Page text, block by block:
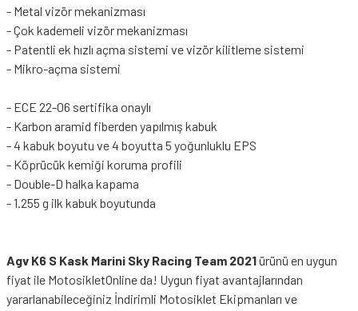
- Metal vizör mekanizması
- Çok kademeli vizör mekanizması
- Patentli ek hızlı açma sistemi ve vizör kilitleme sistemi
- Mikro-açma sistemi
- ECE 22-06 sertifika onaylı
- Karbon aramid fiberden yapılmış kabuk
- 4 kabuk boyutu ve 4 boyutta 5 yoğunluklu EPS
- Köprücük kemiği koruma profili
- Double-D halka kapama
- 1.255 g ilk kabuk boyutunda
Agv K6 S Kask Marini Sky Racing Team 2021ürünü en uygun
fiyat ile MotosikletOnline da! Uygun fiyat avantajlarından
yararlanabileceğiniz İndirimli Motosiklet Ekipmanları ve